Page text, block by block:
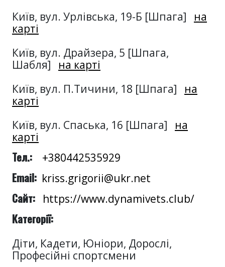
Київ, вул. Урлівська, 19-Б [Шпага] на
карті
Київ, вул. Драйзера, 5 [Шпага,
Шабля] на карті
Київ, вул. П.Тичини, 18 [Шпага] на
карті
Київ, вул. Спаська, 16 [Шпага] на
карті
Тел.: +380442535929
Email: kriss.grigorii@ukr.net
Сайт: https://www.dynamivets.club/
Категорії:
Діти, Кадети, Юніори, Дорослі,
Професійні спортсмени